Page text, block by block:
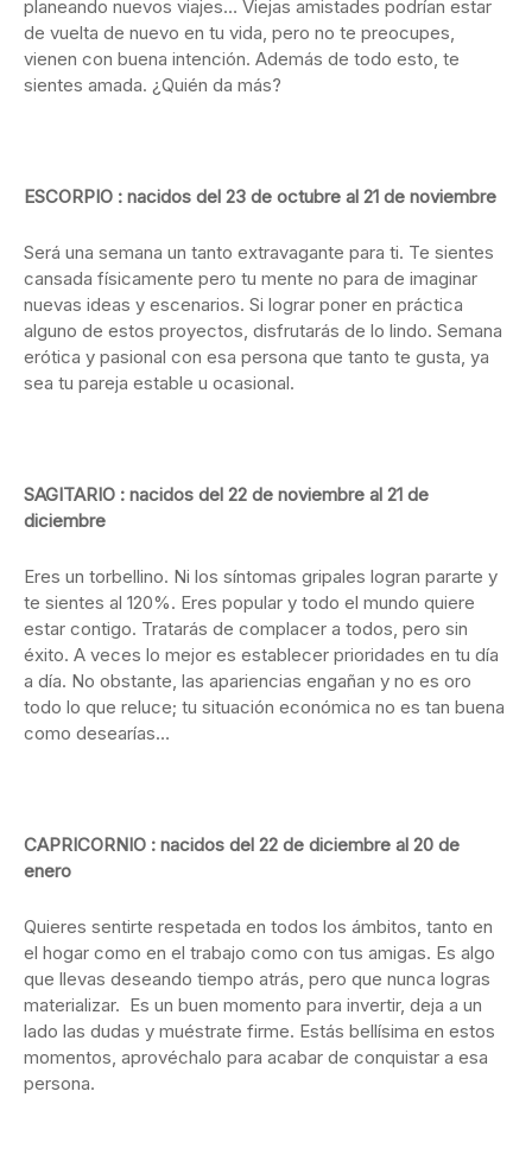
planeando nuevos viajes… Viejas amistades podrían estar
de vuelta de nuevo en tu vida, pero no te preocupes,
vienen con buena intención. Además de todo esto, te
sientes amada. ¿Quién da más?
ESCORPIO : nacidos del 23 de octubre al 21 de noviembre
Será una semana un tanto extravagante para ti. Te sientes
cansada físicamente pero tu mente no para de imaginar
nuevas ideas y escenarios. Si lograr poner en práctica
alguno de estos proyectos, disfrutarás de lo lindo. Semana
erótica y pasional con esa persona que tanto te gusta, ya
sea tu pareja estable u ocasional.
SAGITARIO : nacidos del 22 de noviembre al 21 de
diciembre
Eres un torbellino. Ni los síntomas gripales logran pararte y
te sientes al 120%. Eres popular y todo el mundo quiere
estar contigo. Tratarás de complacer a todos, pero sin
éxito. A veces lo mejor es establecer prioridades en tu día
a día. No obstante, las apariencias engañan y no es oro
todo lo que reluce; tu situación económica no es tan buena
como desearías…
CAPRICORNIO : nacidos del 22 de diciembre al 20 de
enero
Quieres sentirte respetada en todos los ámbitos, tanto en
el hogar como en el trabajo como con tus amigas. Es algo
que llevas deseando tiempo atrás, pero que nunca logras
materializar. Es un buen momento para invertir, deja a un
lado las dudas y muéstrate firme. Estás bellísima en estos
momentos, aprovéchalo para acabar de conquistar a esa
persona.